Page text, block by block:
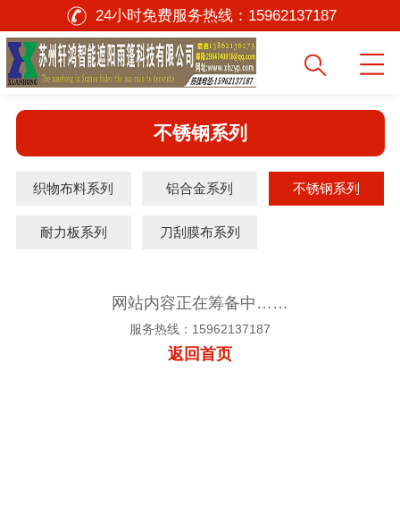
24小时免费服务热线： 15962137187
不锈钢系列
织物布料系列 铝合金系列 不锈钢系列
耐力板系列 刀刮膜布系列
网站内容正在筹备中……
服务热线：15962137187
返回首页